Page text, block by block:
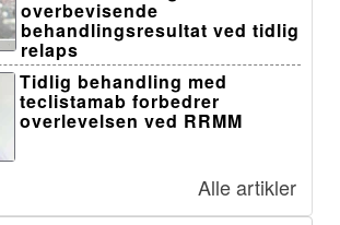
overbevisende
behandlingsresultat ved tidlig
relaps
Tidlig behandling med
teclistamab forbedrer
overlevelsen ved RRMM
Alle artikler